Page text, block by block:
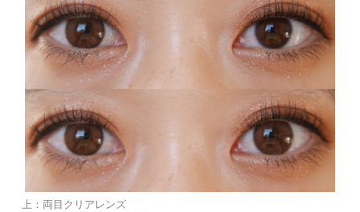
上：両目クリアレンズ